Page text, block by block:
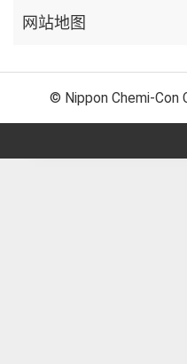
网站地图
© Nippon Chemi-Con